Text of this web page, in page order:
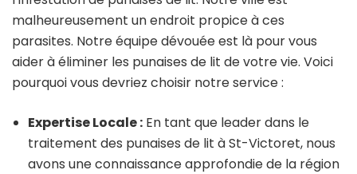
malheureusement un endroit propice à ces
parasites. Notre équipe dévouée est là pour vous
aider à éliminer les punaises de lit de votre vie. Voici
pourquoi vous devriez choisir notre service :
Expertise Locale : En tant que leader dans le
traitement des punaises de lit à St-Victoret, nous
avons une connaissance approfondie de la région